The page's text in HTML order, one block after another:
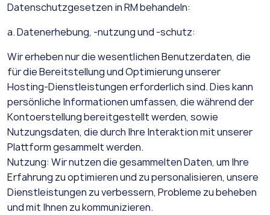
Datenschutzgesetzen in RM behandeln:
a. Datenerhebung, -nutzung und -schutz:
Wir erheben nur die wesentlichen Benutzerdaten, die
für die Bereitstellung und Optimierung unserer
Hosting-Dienstleistungen erforderlich sind. Dies kann
persönliche Informationen umfassen, die während der
Kontoerstellung bereitgestellt werden, sowie
Nutzungsdaten, die durch Ihre Interaktion mit unserer
Plattform gesammelt werden.
Nutzung: Wir nutzen die gesammelten Daten, um Ihre
Erfahrung zu optimieren und zu personalisieren, unsere
Dienstleistungen zu verbessern, Probleme zu beheben
und mit Ihnen zu kommunizieren.